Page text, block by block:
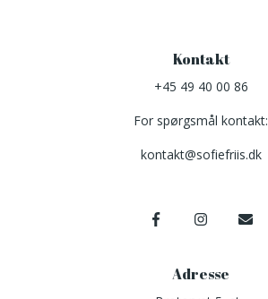
Kontakt
+45 49 40 00 86
For spørgsmål kontakt:
kontakt@sofiefriis.dk
Adresse